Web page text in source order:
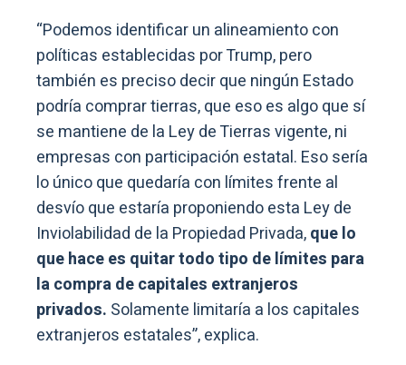
“Podemos identificar un alineamiento con
políticas establecidas por Trump, pero
también es preciso decir que ningún Estado
podría comprar tierras, que eso es algo que sí
se mantiene de la Ley de Tierras vigente, ni
empresas con participación estatal. Eso sería
lo único que quedaría con límites frente al
desvío que estaría proponiendo esta Ley de
Inviolabilidad de la Propiedad Privada,que lo
que hace es quitar todo tipo de límites para
la compra de capitales extranjeros
privados. Solamente limitaría a los capitales
extranjeros estatales”, explica.